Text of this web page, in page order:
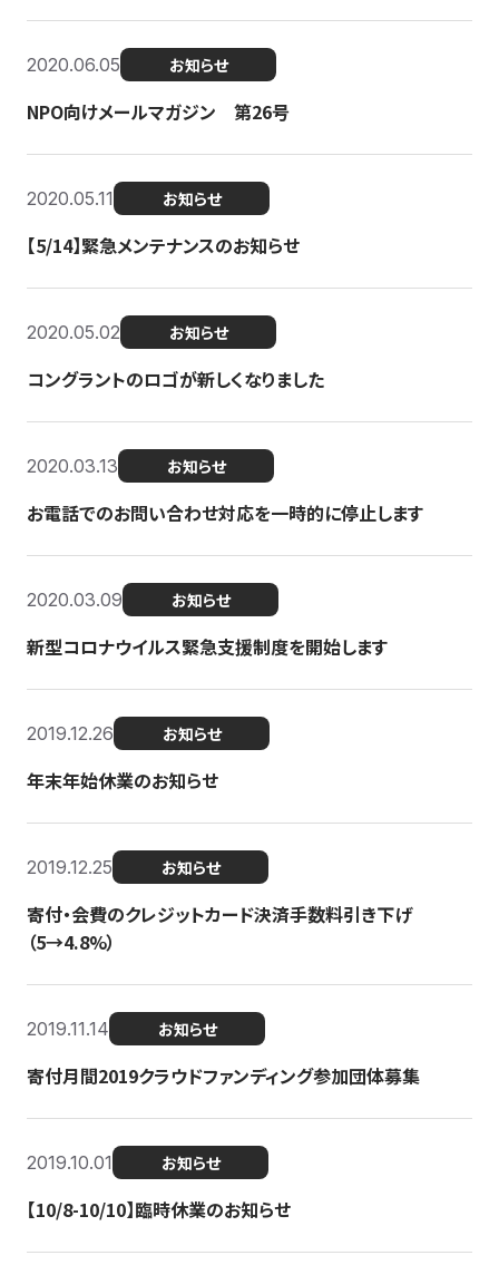
2020.06.05 お知らせ
NPO向けメールマガジン 第26号
2020.05.11 お知らせ
【5/14】緊急メンテナンスのお知らせ
2020.05.02 お知らせ
コングラントのロゴが新しくなりました
2020.03.13 お知らせ
お電話でのお問い合わせ対応を一時的に停止します
2020.03.09 お知らせ
新型コロナウイルス緊急支援制度を開始します
2019.12.26 お知らせ
年末年始休業のお知らせ
2019.12.25 お知らせ
寄付・会費のクレジットカード決済手数料引き下げ
（5→4.8%）
2019.11.14 お知らせ
寄付月間2019クラウドファンディング参加団体募集
2019.10.01 お知らせ
【10/8-10/10】臨時休業のお知らせ